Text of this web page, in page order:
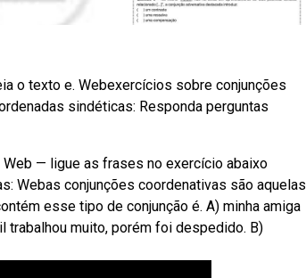
o texto e. Webexercícios sobre conjunções
sindéticas: Responda perguntas
— ligue as frases no exercício abaixo
Webas conjunções coordenativas são aquelas
esse tipo de conjunção é. A) minha amiga
trabalhou muito, porém foi despedido. B)